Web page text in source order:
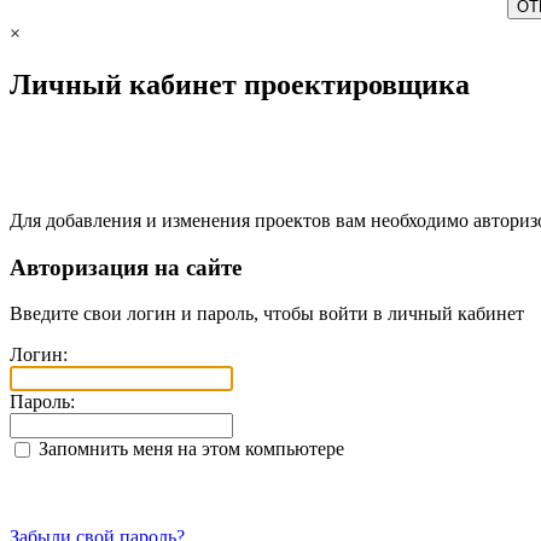
×
Личный кабинет проектировщика
Для добавления и изменения проектов вам необходимо
Авторизация на сайте
Введите свои логин и пароль, чтобы войти в личный кабинет
Логин:
Пароль:
Запомнить меня на этом компьютере